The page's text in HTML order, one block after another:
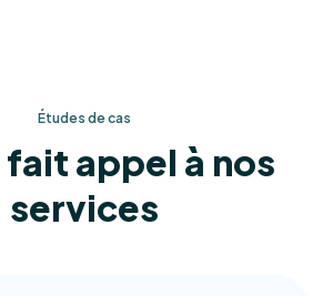
Études de cas
fait appel à nos
services